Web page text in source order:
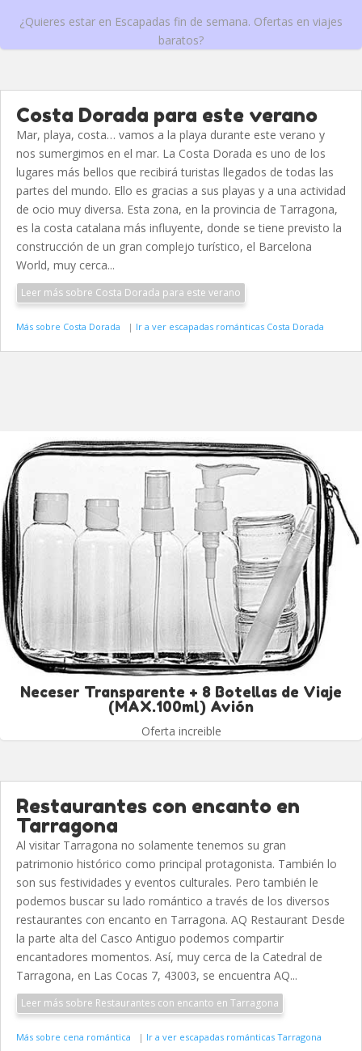
¿Quieres estar en Escapadas fin de semana. Ofertas en viajes
baratos?
Costa Dorada para este verano
Mar, playa, costa… vamos a la playa durante este verano y
nos sumergimos en el mar. La Costa Dorada es uno de los
lugares más bellos que recibirá turistas llegados de todas las
partes del mundo. Ello es gracias a sus playas y a una actividad
de ocio muy diversa. Esta zona, en la provincia de Tarragona,
es la costa catalana más influyente, donde se tiene previsto la
construcción de un gran complejo turístico, el Barcelona
World, muy cerca...
Leer más sobre Costa Dorada para este verano
Más sobre Costa Dorada | Ir a ver escapadas románticas Costa Dorada
Neceser Transparente + 8 Botellas de Viaje
(MAX.100ml) Avión
Oferta increible
Restaurantes con encanto en
Tarragona
Al visitar Tarragona no solamente tenemos su gran
patrimonio histórico como principal protagonista. También lo
son sus festividades y eventos culturales. Pero también le
podemos buscar su lado romántico a través de los diversos
restaurantes con encanto en Tarragona. AQ Restaurant Desde
la parte alta del Casco Antiguo podemos compartir
encantadores momentos. Así, muy cerca de la Catedral de
Tarragona, en Las Cocas 7, 43003, se encuentra AQ...
Leer más sobre Restaurantes con encanto en Tarragona
Más sobre cena romántica | Ir a ver escapadas románticas Tarragona